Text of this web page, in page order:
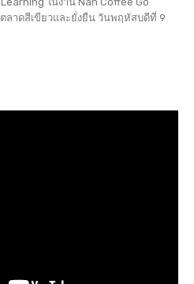
วและยั่งยืน วันพฤหัสบดีที่ 9